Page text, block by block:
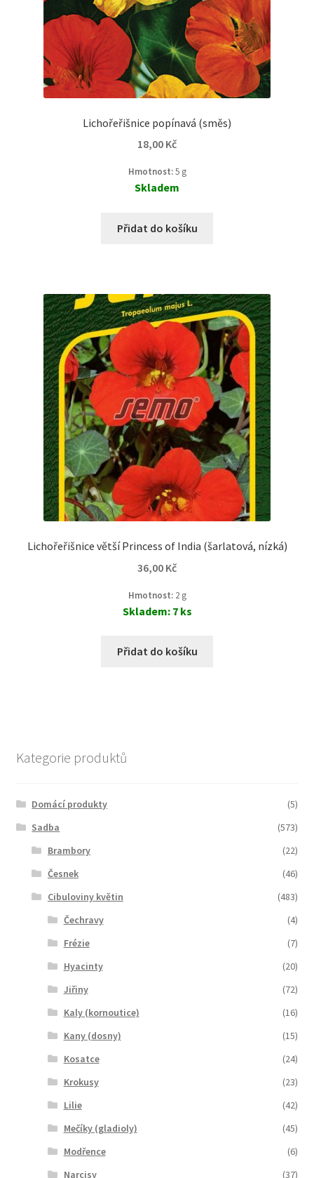
Lichořeřišnice popínavá (směs)
18,00 Kč
Hmotnost:5 g
Skladem
Přidat do košíku
Lichořeřišnice větší Princess of India (šarlatová, nízká)
36,00 Kč
Hmotnost: 2 g
Skladem: 7 ks
Přidat do košíku
Kategorie produktů
Domácí produkty
(5)
Sadba
(573)
Brambory
(22)
Česnek
(46)
Cibuloviny květin
(483)
Čechravy
(4)
Frézie
(7)
Hyacinty
(20)
Jiřiny
(72)
Kaly (kornoutice)
(16)
Kany (dosny)
(15)
Kosatce
(24)
Krokusy
(23)
Lilie
(42)
Mečíky (gladioly)
(45)
Modřence
(6)
Narcisy
(37)